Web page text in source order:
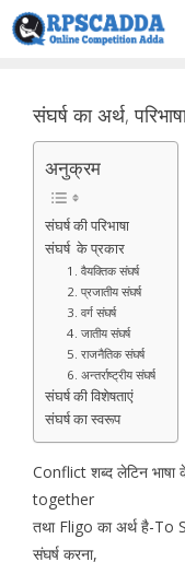
Skip
to
संघर्ष का अर्थ,
अनुक्रम
संघर्ष की परिभाषा
संघर्ष के प्रकार
1. वैयक्तिक संघर्ष
2. प्रजातीय संघर्ष
3. वर्ग संघर्ष
4. जातीय संघर्ष
5. राजनैतिक संघर्ष
6. अन्तर्राष्ट्रीय संघर्ष
संघर्ष की विशेषताएं
संघर्ष का स्वरूप
Conflict शब्द लेटिन
together
तथा Fligo का अर्थ है-To
संघर्ष करना,